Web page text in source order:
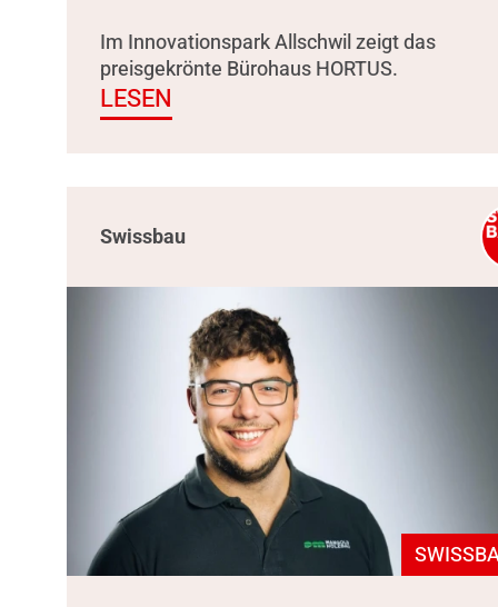
Im Innovationspark Allschwil zeigt das
preisgekrönte Bürohaus HORTUS.
LESEN
Swissbau